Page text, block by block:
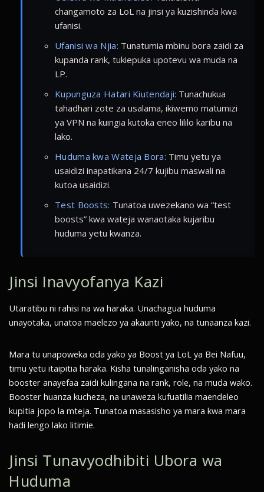
changamoto za LoL na jinsi ya kuzishinda kwa
ufanisi.
Ufanisi wa Njia: Tunatumia mbinu bora zaidi za
kupanda rank, tukiepuka upotevu wa muda na
LP.
Kupunguza Hatari Kiutendaji: Tunachukua
tahadhari zote za usalama, ikiwemo matumizi
ya VPN na kuingia kutoka eneo lililo karibu na
lako.
Huduma kwa Wateja Bora: Timu yetu ya
usaidizi inapatikana 24/7 kujibu maswali na
kutoa usaidizi.
Test Boosts: Tunatoa uwezekano wa “test
boosts” kwa wateja wanaotaka kujaribu
huduma yetu kwanza.
Jinsi Inavyofanya Kazi
Utaratibu ni rahisi na wa haraka. Unachagua huduma
unayotaka, unatoa maelezo ya akaunti yako, na tunaanza kazi.
Mara tu unapoweka oda yako ya Boost ya LoL ya Bei Nafuu,
timu yetu itaipitia haraka. Kisha tunalinganisha oda yako na
booster anayefaa zaidi kulingana na rank, role, na muda wako.
Booster huanza kucheza, na unaweza kufuatilia maendeleo
kupitia jopo la mteja. Tunatoa masasisho ya mara kwa mara
hadi lengo lako litimie.
Jinsi Tunavyodhibiti Ubora wa
Huduma